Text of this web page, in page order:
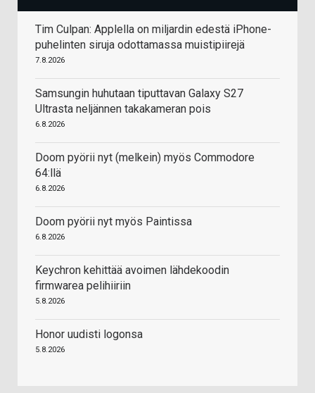
Tim Culpan: Applella on miljardin edestä iPhone-
puhelinten siruja odottamassa muistipiirejä
7.8.2026
Samsungin huhutaan tiputtavan Galaxy S27
Ultrasta neljännen takakameran pois
6.8.2026
Doom pyörii nyt (melkein) myös Commodore
64:llä
6.8.2026
Doom pyörii nyt myös Paintissa
6.8.2026
Keychron kehittää avoimen lähdekoodin
firmwarea pelihiiriin
5.8.2026
Honor uudisti logonsa
5.8.2026